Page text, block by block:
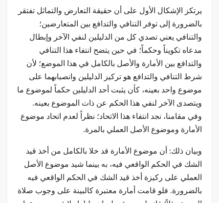
يرتكز الإشكال الأول على أن حقيقة التعارض والتماثل تفتقر
بالضرورة إلى توفر التنافي والتدافع بين المتعارضين؛
والتنافي يعني تصدي كل من الدليلين لنفي الآخر وإبطال
مدعاه تكويناً وحكماً؛ في حين يتضح انتفاء هذا التنافي
والتدافع بين الأمارة والأصل بالكامل في هذا الموضع؛ لأن
شرط التنافي والتدافع هو تركيز الدليلين وانصبابهما على
موضوع واحد بعينه، كأن يثبت أحد الدليلين حكماً لموضوع ما
ويتصدى الآخر لنفي هذا الحكم عن ذات الموضوع بعينه.
وفي مقامنا، نجد انتفاء هذا الاتحاد؛ نظراً لعدم اتحاد موضوع
الأمارة وموضوع الأصل العملي بالمرة.
وبيان ذلك: أن موضوع الأمارة قد خلا بالكامل من أخذ قيد
الشك في الحكم الواقعي فيه، به بينما شيد موضوع الأصل
العملي على ركيزة أخذ قيد الشك في الحكم الواقعي فيه
بالضرورة. فلو قامت أمارة معتبرة كالبينة على وجوب صلاة